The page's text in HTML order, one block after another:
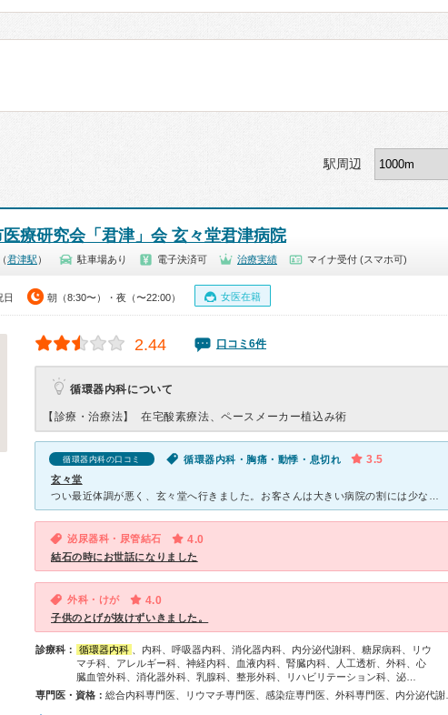
駅周辺
医療研究会「君津」会 玄々堂君津病院
君津駅 ） 駐車場あり 電子決済可 治療実績 マイナ受付 (スマホ可)
日 朝（8:30〜）・夜（〜22:00） 女医在籍
2.44 口コミ6件
循環器内科について
【診療・治療法】 在宅酸素療法、ペースメーカー植込み術
循環器内科の口コミ 循環器内科・胸痛・動悸・息切れ 3.5
玄々堂
泌尿器科・尿管結石 4.0
結石の時にお世話になりました
外科・けが 4.0
子供のとげが抜けずいきました。
診療科： 循環器内科
、内科、呼吸器内科、消化器内科、内分泌代謝科、糖尿病科、リウ
マチ科、アレルギー科、神経内科、血液内科、腎臓内科、人工透析、外科、心
臓血管外科、消化器外科、乳腺科、整形外科、リハビリテーション科、泌…
専門医・資格：